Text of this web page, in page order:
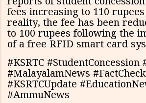
fees increasing to 110
reality, the fee has been
to 100 rupees following the
of a free RFID smart card
#KSRTC
#MalayalamNews #FactCheck
#KSRTCUpdate
#AmmuNews